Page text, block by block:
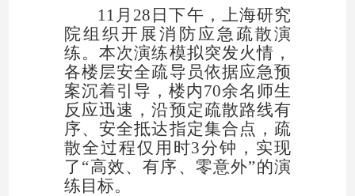
11月28日下午，上海研究
院组织开展消防应急疏散演
练。本次演练模拟突发火情，
各楼层安全疏导员依据应急预
案沉着引导，楼内70余名师生
反应迅速，沿预定疏散路线有
序、安全抵达指定集合点，疏
散全过程仅用时3分钟，实现
了“高效、有序、零意外”的演
练目标。